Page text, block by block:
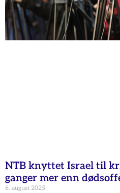
NTB knyttet Israel til
ganger mer enn
6. august 2025